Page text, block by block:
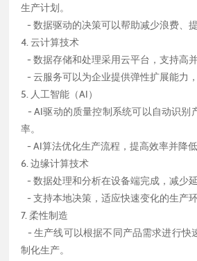
生产计划。
- 数据驱动的决策可以帮助减少浪费、
4. 云计算技术
- 数据存储和处理采用云平台，支持高
- 云服务可以为企业提供弹性扩展能力
5. 人工智能（AI）
- AI驱动的质量控制系统可以自动识别
率。
- AI算法优化生产流程，提高效率并降低
6. 边缘计算技术
- 数据处理和分析在设备端完成，减少
- 支持本地决策，适应快速变化的生产环
7. 柔性制造
- 生产线可以根据不同产品需求进行快
制化生产。